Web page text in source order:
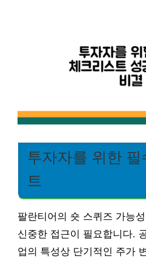
투자자를 위한 필
트
팔란티어의 숏 스퀴즈 가능
신중한 접근이 필요합니다.
업의 특성상 단기적인 주가